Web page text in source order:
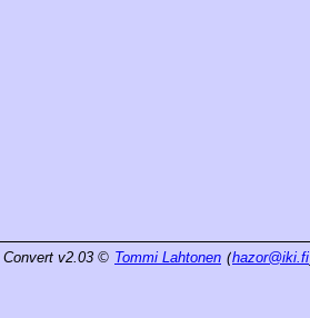
Convert v2.03 © Tommi Lahtonen (hazor@iki.fi